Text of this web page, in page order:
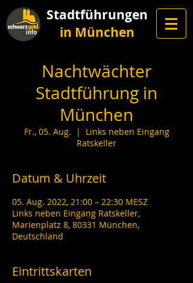
Stadtführungen
in München
Nachtwächter
Stadtführung in
München
Fr., 05. Aug.
  |
Links neben Eingang
Ratskeller
Datum & Uhrzeit
05. Aug. 2022, 21:00 – 22:30 MESZ
Links neben Eingang Ratskeller,
Marienplatz 8, 80331 München,
Deutschland
Eintrittskarten